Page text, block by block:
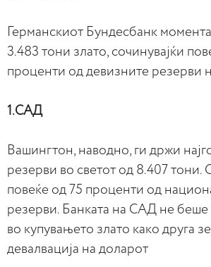
Германскиот Бундесбанк
3.483 тони злато, сочинувајќи
проценти од девизните резерви
1.САД
Вашингтон, наводно, ги држи
резерви во светот од 8.407 тони.
повеќе од 75 проценти од
резерви. Банката на САД не беше
во купувањето злато како друга
девалвација на доларот